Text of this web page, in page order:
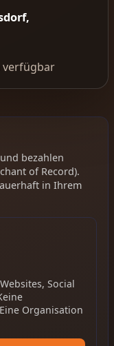
verfügbar
bezahlen
of Record).
in Ihrem
Social
Organisation